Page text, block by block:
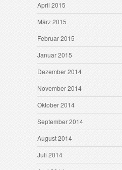
April 2015
März 2015
Februar 2015
Januar 2015
Dezember 2014
November 2014
Oktober 2014
September 2014
August 2014
Juli 2014